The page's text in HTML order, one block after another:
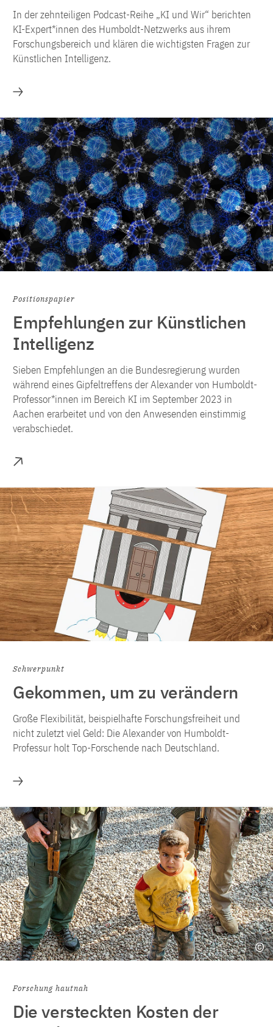
In der zehnteiligen Podcast-Reihe „KI und Wir“ berichten
KI-Expert*innen des Humboldt-Netzwerks aus ihrem
Forschungsbereich und klären die wichtigsten Fragen zur
Künstlichen Intelligenz.
Positionspapier
Empfehlungen zur Künstlichen
Intelligenz
Sieben Empfehlungen an die Bundesregierung wurden
während eines Gipfeltreffens der Alexander von Humboldt-
Professor*innen im Bereich KI im September 2023 in
Aachen erarbeitet und von den Anwesenden einstimmig
verabschiedet.
Schwerpunkt
Gekommen, um zu verändern
Große Flexibilität, beispielhafte Forschungsfreiheit und
nicht zuletzt viel Geld: Die Alexander von Humboldt-
Professur holt Top-Forschende nach Deutschland.
Forschung hautnah
Die versteckten Kosten der